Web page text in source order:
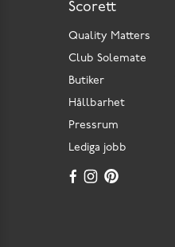
Scorett
Quality Matters
Club Solemate
Butiker
Hållbarhet
Pressrum
Lediga jobb